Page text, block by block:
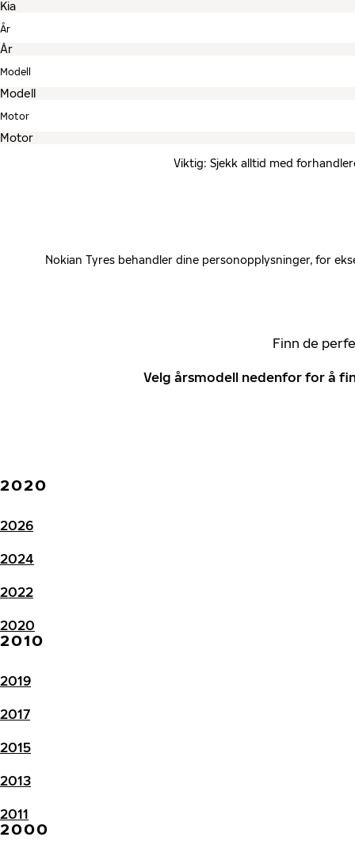
År
Modell
Motor
Viktig: Sjekk alltid med
Nokian Tyres behandler dine personopplysninger, for
Finn de
Velg årsmodell nedenfor for å
2020
2026
2024
2022
2020
2010
2019
2017
2015
2013
2011
2000